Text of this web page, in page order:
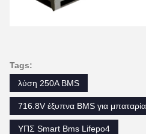
Tags:
λύση 250A BMS
716.8V έξυπνα BMS για μπαταρία
ΥΠΣ Smart Bms Lifepo4